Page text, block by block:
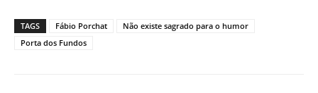
TAGS Fábio Porchat
Não existe sagrado para o humor
Porta dos Fundos